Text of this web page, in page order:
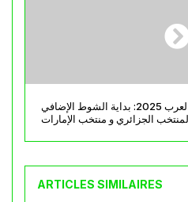
الدور الربع النهائي من كأس العرب 2025: بداية الشوط الإضافي
الجزائري و منتخب الإمارات
ARTICLES SIMILAIRES